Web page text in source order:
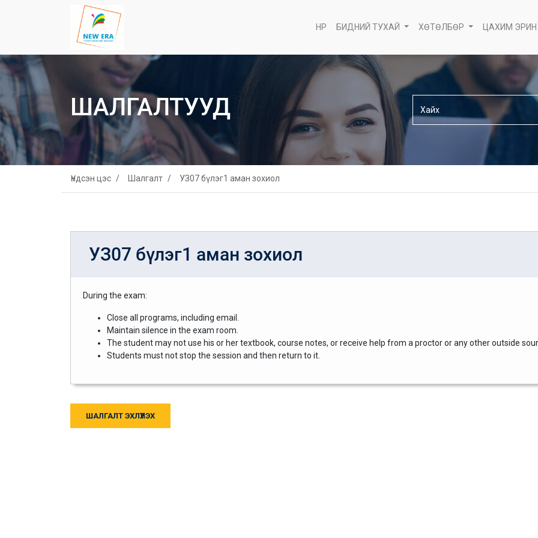
НҮҮР БИДНИЙ ТУХАЙ ХӨТӨЛБӨР ЦАХИМ ЭРИН
ШАЛГАЛТУУД
Үндсэн цэс Шалгалт УЗ07 бүлэг1 аман зохиол
УЗ07 бүлэг1 аман зохиол
During the exam:
Close all programs, including email.
Maintain silence in the exam room.
The student may not use his or her textbook, course notes, or receive help from a proctor or any other outside
Students must not stop the session and then return to it.
ШАЛГАЛТ ЭХЛҮҮЛЭХ